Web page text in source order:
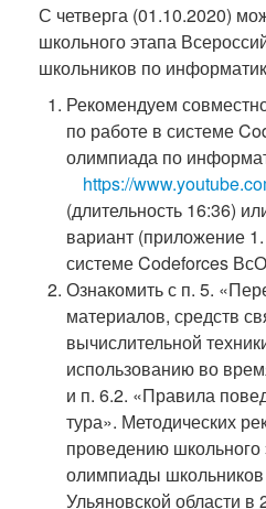
С четверга (01.10.2020)
школьного этапа
школьников по
Рекомендуем
по работе в системе
олимпиада по
https://
(длительность 16:36)
вариант (приложение
системе Codeforces
Ознакомить с п. 5.
материалов, средств
вычислительной
использованию во
и п. 6.2. «Правила
тура». Методических
проведению школьного
олимпиады
Ульяновской области в